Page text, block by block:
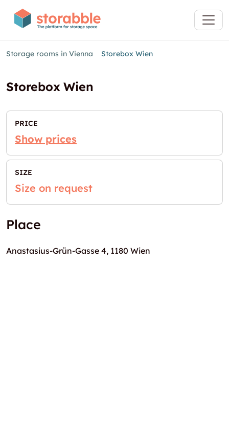
Storage rooms in Vienna Storebox Wien
Storebox Wien
PRICE
Show prices
SIZE
Size on request
Place
Anastasius-Grün-Gasse 4, 1180 Wien